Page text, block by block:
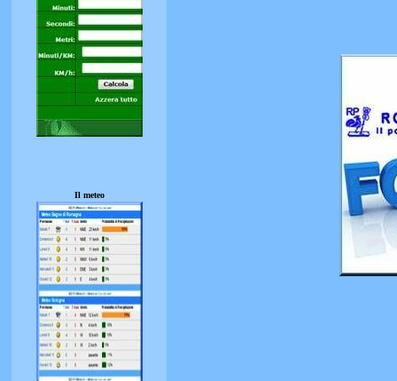
Il meteo